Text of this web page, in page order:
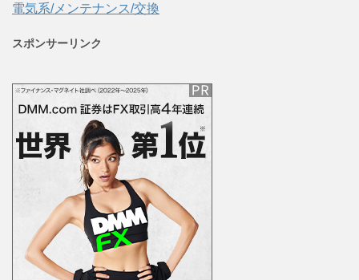
電気系/メンテナンス/交換
スポンサーリンク